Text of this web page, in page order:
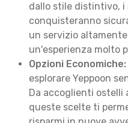
dallo stile distintivo,
conquisteranno
un servizio
un'esperienza molto
Opzioni Economiche:
esplorare Yeppoon
Da accoglienti
queste scelte ti